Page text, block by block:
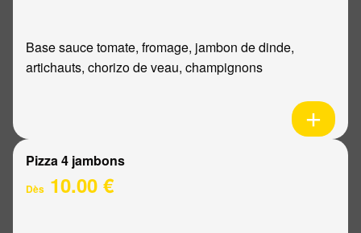
Base sauce tomate, fromage, jambon de dinde,
artichauts, chorizo de veau, champignons
Pizza 4 jambons
Dès 10.00 €